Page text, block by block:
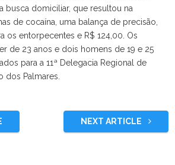
busca domiciliar, que resultou na
de cocaína, uma balança de precisão,
os entorpecentes e R$ 124,00. Os
de 23 anos e dois homens de 19 e 25
para a 11ª Delegacia Regional de
dos Palmares.
NEXT ARTICLE